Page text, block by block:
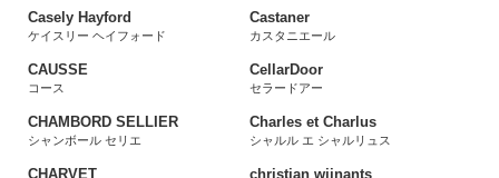
Casely Hayford
ケイスリー ヘイフォード
Castaner
カスタニエール
CAUSSE
コース
CellarDoor
セラードアー
CHAMBORD SELLIER
シャンボール セリエ
Charles et Charlus
シャルル エ シャルリュス
CHARVET christian wijnants